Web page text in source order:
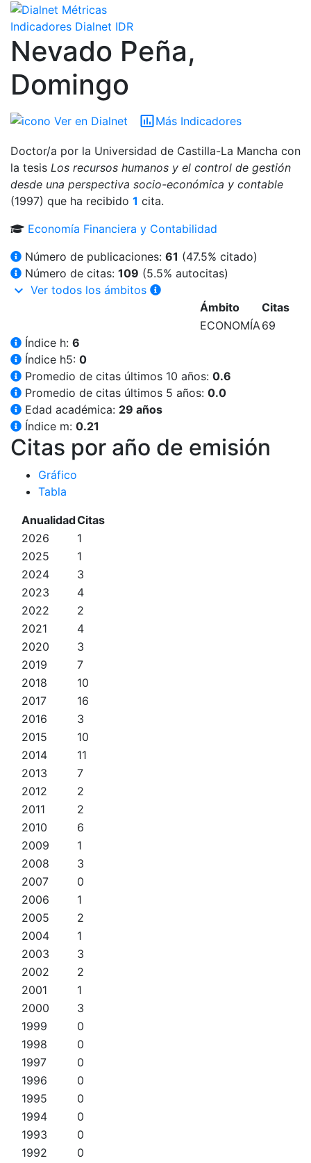
Indicadores Dialnet IDR
Nevado Peña,
Domingo
Ver en Dialnet insert_chart_outlinedMás Indicadores
Doctor/a por la Universidad de Castilla-La Mancha con
la tesis Los recursos humanos y el control de gestión
desde una perspectiva socio-económica y contable
(1997) que ha recibido 1 cita.
Economía Financiera y Contabilidad
Número de publicaciones: 61 (47.5% citado)
Número de citas: 109 (5.5% autocitas)
keyboard_arrow_down Ver todos los ámbitos
Ámbito
Citas
ECONOMÍA69
Índice h: 6
Índice h5: 0
Promedio de citas últimos 10 años: 0.6
Promedio de citas últimos 5 años: 0.0
Edad académica: 29 años
Índice m: 0.21
Citas por año de emisión
Gráfico
Tabla
AnualidadCitas
2026
1
2025
1
2024
3
2023
4
2022
2
2021
4
2020
3
2019
7
2018
10
2017
16
2016
3
2015
10
2014
11
2013
7
2012
2
2011
2
2010
6
2009
1
2008
3
2007
0
2006
1
2005
2
2004
1
2003
3
2002
2
2001
1
2000
3
1999
0
1998
0
1997
0
1996
0
1995
0
1994
0
1993
0
1992
0